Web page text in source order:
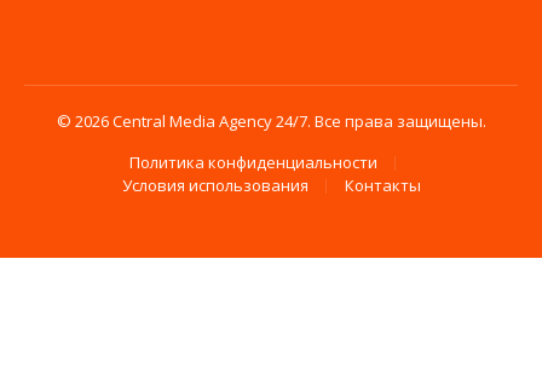
© 2026 Central Media Agency 24/7. Все права защищены.
Политика конфиденциальности
Условия использования
Контакты